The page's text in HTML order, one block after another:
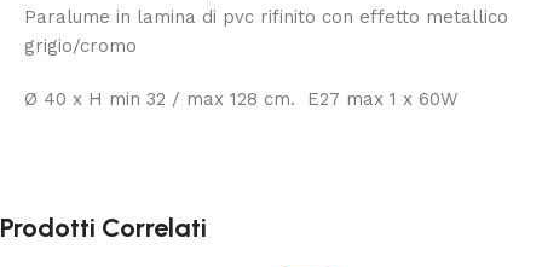
Paralume in lamina di pvc rifinito con effetto metallico
grigio/cromo
Ø 40 x H min 32 / max 128 cm. E27 max 1 x 60W
Prodotti Correlati